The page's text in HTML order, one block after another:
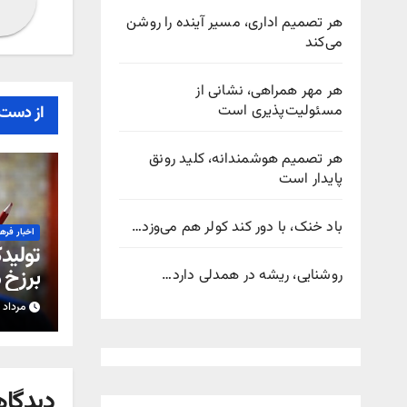
هر تصمیم اداری، مسیر آینده را روشن
می‌کند
هر مهر همراهی، نشانی از
مسئولیت‌پذیری است
هر تصمیم هوشمندانه، کلید رونق
پایدار است
باد خنک، با دور کند کولر هم می‌وزد…
روشنایی، ریشه در همدلی دارد…
از
اخبار
مرداد ۱۵, ۱۴۰۵